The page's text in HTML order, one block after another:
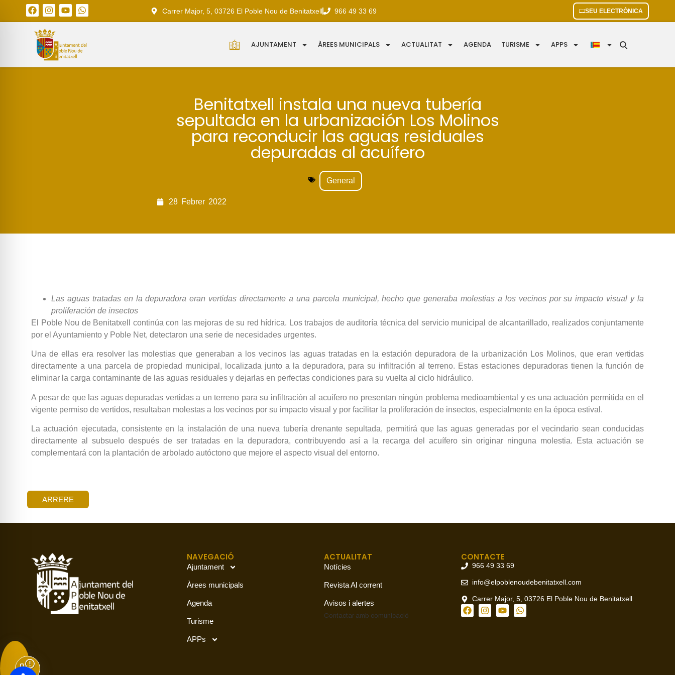
Carrer Major, 5, 03726 El Poble Nou de Benitatxell 966 49 33 69 SEU ELECTRÒNICA
AJUNTAMENT ÀREES MUNICIPALS ACTUALITAT AGENDA TURISME APPS
Benitatxell instala una nueva tubería
sepultada en la urbanización Los Molinos
para reconducir las aguas residuales
depuradas al acuífero
General
28 Febrer 2022
Las aguas tratadas en la depuradora eran vertidas directamente a una parcela municipal, hecho que generaba molestias a los vecinos por su impacto visual y la
proliferación de insectos
El Poble Nou de Benitatxell continúa con las mejoras de su red hídrica. Los trabajos de auditoría técnica del servicio municipal de alcantarillado, realizados conjuntamente
por el Ayuntamiento y Poble Net, detectaron una serie de necesidades urgentes.
Una de ellas era resolver las molestias que generaban a los vecinos las aguas tratadas en la estación depuradora de la urbanización Los Molinos, que eran vertidas
directamente a una parcela de propiedad municipal, localizada junto a la depuradora, para su infiltración al terreno. Estas estaciones depuradoras tienen la función de
eliminar la carga contaminante de las aguas residuales y dejarlas en perfectas condiciones para su vuelta al ciclo hidráulico.
A pesar de que las aguas depuradas vertidas a un terreno para su infiltración al acuífero no presentan ningún problema medioambiental y es una actuación permitida en el
vigente permiso de vertidos, resultaban molestas a los vecinos por su impacto visual y por facilitar la proliferación de insectos, especialmente en la época estival.
La actuación ejecutada, consistente en la instalación de una nueva tubería drenante sepultada, permitirá que las aguas generadas por el vecindario sean conducidas
directamente al subsuelo después de ser tratadas en la depuradora, contribuyendo así a la recarga del acuífero sin originar ninguna molestia. Esta actuación se
complementará con la plantación de arbolado autóctono que mejore el aspecto visual del entorno.
ARRERE
NAVEGACIÓ
Ajuntament
Àrees municipals
Agenda
Turisme
APPs
ACTUALITAT
Notícies
Revista Al corrent
Avisos i alertes
Contactar amb comunicació
CONTACTE
966 49 33 69
info@elpoblenoudebenitatxell.com
Carrer Major, 5, 03726 El Poble Nou de Benitatxell